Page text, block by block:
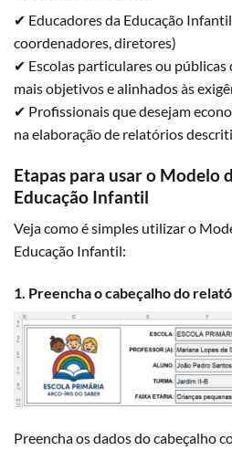
✔ Educadores da Educação
coordenadores, diretores)
✔ Escolas particulares ou
mais objetivos e alinhados às
✔ Profissionais que desejam
na elaboração de relatórios
Etapas para usar o Modelo
Educação Infantil
Veja como é simples utilizar o
Educação Infantil:
1. Preencha o cabeçalho do
Preencha os dados do cabeçalho